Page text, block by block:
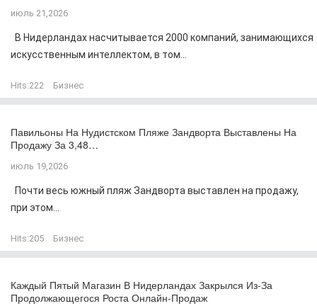
июль 21,2026
В Нидерландах насчитывается 2000 компаний, занимающихся
искусственным интеллектом, в том...
Hits:222 Бизнес
Павильоны На Нудистском Пляже Зандворта Выставлены На
Продажу За 3,48…
июль 19,2026
Почти весь южный пляж Зандворта выставлен на продажу,
при этом...
Hits:205 Бизнес
Каждый Пятый Магазин В Нидерландах Закрылся Из-За
Продолжающегося Роста Онлайн-Продаж